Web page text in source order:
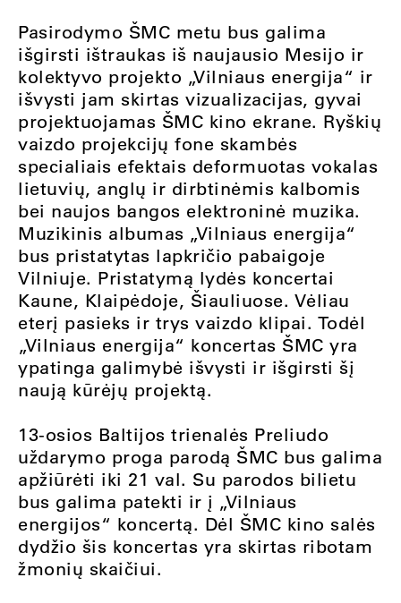
Pasirodymo ŠMC metu bus galima
išgirsti ištraukas iš naujausio Mesijo ir
kolektyvo projekto „Vilniaus energija“ ir
išvysti jam skirtas vizualizacijas, gyvai
projektuojamas ŠMC kino ekrane. Ryškių
vaizdo projekcijų fone skambės
specialiais efektais deformuotas vokalas
lietuvių, anglų ir dirbtinėmis kalbomis
bei naujos bangos elektroninė muzika.
Muzikinis albumas „Vilniaus energija“
bus pristatytas lapkričio pabaigoje
Vilniuje. Pristatymą lydės koncertai
Kaune, Klaipėdoje, Šiauliuose. Vėliau
eterį pasieks ir trys vaizdo klipai. Todėl
„Vilniaus energija“ koncertas ŠMC yra
ypatinga galimybė išvysti ir išgirsti šį
naują kūrėjų projektą.
13-osios Baltijos trienalės Preliudo
uždarymo proga parodą ŠMC bus galima
apžiūrėti iki 21 val. Su parodos bilietu
bus galima patekti ir į „Vilniaus
energijos“ koncertą. Dėl ŠMC kino salės
dydžio šis koncertas yra skirtas ribotam
žmonių skaičiui.